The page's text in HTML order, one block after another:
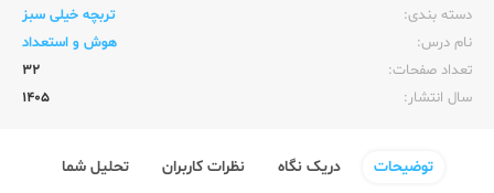
دسته بندی:
تربچه خیلی سبز
نام درس:
هوش و استعداد
تعداد صفحات:‌
32
سال انتشار:‌
1405
توضیحات دریک نگاه نظرات کاربران تحلیل شما